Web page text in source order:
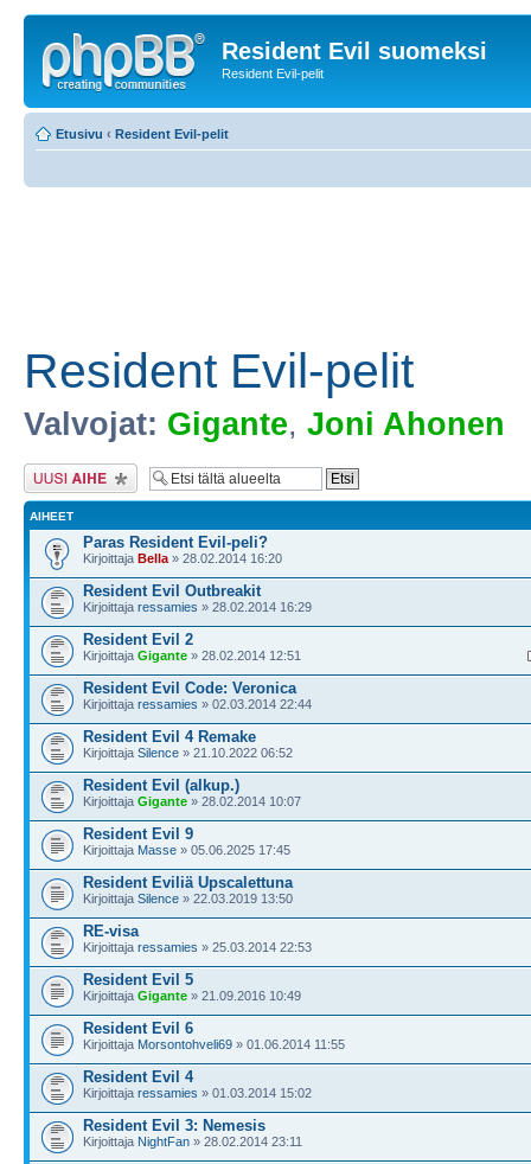
Resident Evil suomeksi
Resident Evil-pelit
Etusivu ‹ Resident Evil-pelit
Resident Evil-pelit
Valvojat: Gigante, Joni Ahonen
Lähetä uusi viesti
AIHEET
Paras Resident Evil-peli?
Kirjoittaja Bella » 28.02.2014 16:20
Resident Evil Outbreakit
Kirjoittaja ressamies » 28.02.2014 16:29
Resident Evil 2
Kirjoittaja Gigante » 28.02.2014 12:51
Resident Evil Code: Veronica
Kirjoittaja ressamies » 02.03.2014 22:44
Resident Evil 4 Remake
Kirjoittaja Silence » 21.10.2022 06:52
Resident Evil (alkup.)
Kirjoittaja Gigante » 28.02.2014 10:07
Resident Evil 9
Kirjoittaja Masse » 05.06.2025 17:45
Resident Eviliä Upscalettuna
Kirjoittaja Silence » 22.03.2019 13:50
RE-visa
Kirjoittaja ressamies » 25.03.2014 22:53
Resident Evil 5
Kirjoittaja Gigante » 21.09.2016 10:49
Resident Evil 6
Kirjoittaja Morsontohveli69 » 01.06.2014 11:55
Resident Evil 4
Kirjoittaja ressamies » 01.03.2014 15:02
Resident Evil 3: Nemesis
Kirjoittaja NightFan » 28.02.2014 23:11